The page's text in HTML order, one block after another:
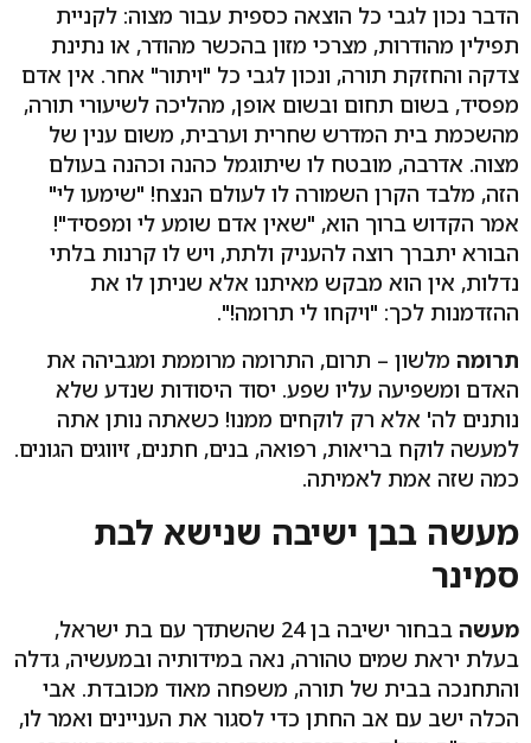
הדבר נכון לגבי כל הוצאה כספית עבור מצוה: לקניית
תפילין מהודרות, מצרכי מזון בהכשר מהודר, או נתינת
צדקה והחזקת תורה, ונכון לגבי כל "ויתור" אחר. אין אדם
מפסיד, בשום תחום ובשום אופן, מהליכה לשיעורי תורה,
מהשכמת בית המדרש שחרית וערבית, משום ענין של
מצוה. אדרבה, מובטח לו שיתוגמל כהנה וכהנה בעולם
הזה, מלבד הקרן השמורה לו לעולם הנצח! "שימעו לי"
אמר הקדוש ברוך הוא, "שאין אדם שומע לי ומפסיד"!
הבורא יתברך רוצה להעניק ולתת, ויש לו קרנות בלתי
נדלות, אין הוא מבקש מאיתנו אלא שניתן לו את
ההזדמנות לכך: "ויקחו לי תרומה!".
תרומה מלשון – תרום, התרומה מרוממת ומגביהה את
האדם ומשפיעה עליו שפע. יסוד היסודות שנדע שלא
נותנים לה' אלא רק לוקחים ממנו! כשאתה נותן אתה
למעשה לוקח בריאות, רפואה, בנים, חתנים, זיווגים הגונים.
כמה שזה אמת לאמיתה.
מעשה בבן ישיבה שנישא לבת
סמינר
מעשה
בבחור ישיבה בן 24 שהשתדך עם בת ישראל,
בעלת יראת שמים טהורה, נאה במידותיה ובמעשיה, גדלה
והתחנכה בבית של תורה, משפחה מאוד מכובדת. אבי
הכלה ישב עם אב החתן כדי לסגור את העניינים ואמר לו,